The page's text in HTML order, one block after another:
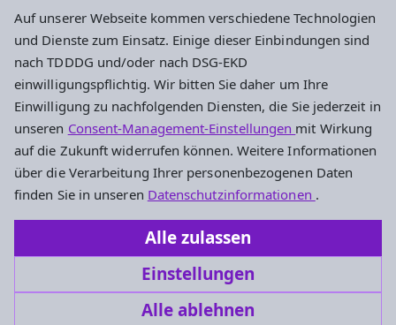
Auf unserer Webseite kommen verschiedene Technologien
und Dienste zum Einsatz. Einige dieser Einbindungen sind
nach TDDDG und/oder nach DSG-EKD
einwilligungspflichtig. Wir bitten Sie daher um Ihre
Einwilligung zu nachfolgenden Diensten, die Sie jederzeit in
unseren Consent-Management-Einstellungen mit Wirkung
auf die Zukunft widerrufen können. Weitere Informationen
über die Verarbeitung Ihrer personenbezogenen Daten
finden Sie in unseren Datenschutzinformationen .
Alle zulassen
Einstellungen
Alle ablehnen
Dekanat Gießen
Impressum Datenschutz Cookie-Einstellungen
Evangelische Gesamtkirchengemeinde an
Bieber und Dünsberg
Pfarrgasse 17 / Schulgasse 4
35444 Biebertal / 35452 Heuchelheim
(06409) 6339 bzw. (0641) 9605760
Biebertal-Heuchelheim@ekhn.de